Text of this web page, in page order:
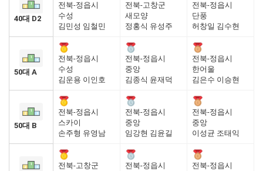
40대 D2
전북-정읍시
수성
김민성 임철민
전북-고창군
새모양
정홍식 유성주
전북-정읍시
단풍
허창일 김수현
50대 A
전북-정읍시
수성
김운용 이인호
전북-정읍시
중앙
김종식 윤재덕
전북-정읍시
한어울
김은수 이승현
50대 B
전북-정읍시
스카이
손주형 유영남
전북-정읍시
중앙
임강현 김윤길
전북-정읍시
중앙
이성균 조태익
전북-고창군
전북-정읍시
전북-정읍시